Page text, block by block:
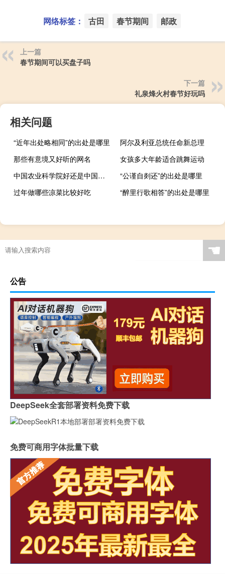
网络标签： 古田 春节期间 邮政
上一篇
春节期间可以买盘子吗
下一篇
礼泉烽火村春节好玩吗
相关问题
“近年出处略相同”的出处是哪里
阿尔及利亚总统任命新总理
那些有意境又好听的网名
女孩多大年龄适合跳舞运动
中国农业科学院好还是中国农业大学好
“公谨自剡还”的出处是哪里
过年做哪些凉菜比较好吃
“醉里行歌相答”的出处是哪里
☚
公告
DeepSeek全套部署资料免费下载
免费可商用字体批量下载